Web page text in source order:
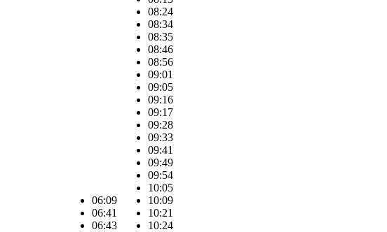
06:09
06:41
06:43
08:24
08:34
08:35
08:46
08:56
09:01
09:05
09:16
09:17
09:28
09:33
09:41
09:49
09:54
10:05
10:09
10:21
10:24